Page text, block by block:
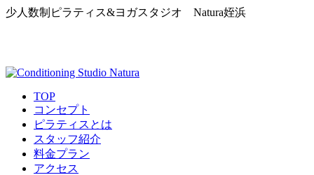
少人数制ピラティス&ヨガスタジオ Natura姪浜
TOP
コンセプト
ピラティスとは
スタッフ紹介
料金プラン
アクセス